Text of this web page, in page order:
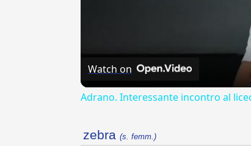
Watch on
Adrano. Interessante incontro al
zebra (s. femm.)